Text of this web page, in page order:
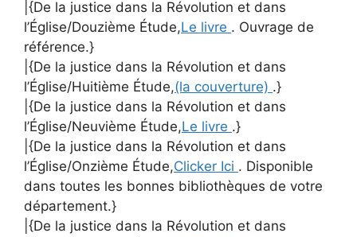
|{De la justice dans la Révolution et dans
l’Église/Douzième Étude,Le livre . Ouvrage de
référence.}
|{De la justice dans la Révolution et dans
l’Église/Huitième Étude,(la couverture) .}
|{De la justice dans la Révolution et dans
l’Église/Neuvième Étude,Le livre .}
|{De la justice dans la Révolution et dans
l’Église/Onzième Étude,Clicker Ici . Disponible
dans toutes les bonnes bibliothèques de votre
département.}
|{De la justice dans la Révolution et dans